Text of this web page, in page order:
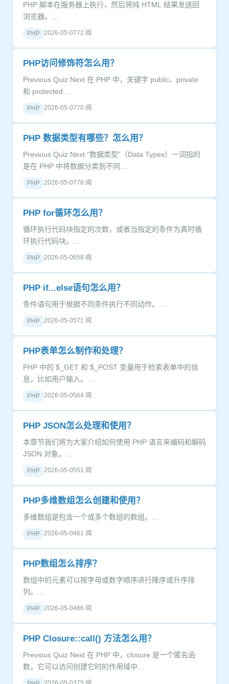
PHP 脚本在服务器上执行，然后将纯 HTML 结果发送回
浏览器。…
PHP 2026-05-0772 阅
PHP访问修饰符怎么用？
Previous Quiz Next 在 PHP 中，关键字 public、private
和 protected…
PHP 2026-05-0770 阅
PHP 数据类型有哪些？怎么用？
Previous Quiz Next “数据类型”（Data Types）一词指的
是在 PHP 中将数据分类到不同…
PHP 2026-05-0778 阅
PHP for循环怎么用？
循环执行代码块指定的次数，或者当指定的条件为真时循
环执行代码块。…
PHP 2026-05-0658 阅
PHP if...else语句怎么用？
条件语句用于根据不同条件执行不同动作。…
PHP 2026-05-0571 阅
PHP表单怎么制作和处理？
PHP 中的 $_GET 和 $_POST 变量用于检索表单中的信
息，比如用户输入。…
PHP 2026-05-0564 阅
PHP JSON怎么处理和使用？
本章节我们将为大家介绍如何使用 PHP 语言来编码和解码
JSON 对象。…
PHP 2026-05-0551 阅
PHP多维数组怎么创建和使用？
多维数组是包含一个或多个数组的数组。…
PHP 2026-05-0461 阅
PHP数组怎么排序？
数组中的元素可以按字母或数字顺序进行降序或升序排
列。…
PHP 2026-05-0466 阅
PHP Closure::call() 方法怎么用？
Previous Quiz Next 在 PHP 中，closure 是一个匿名函
数，它可以访问创建它时的作用域中…